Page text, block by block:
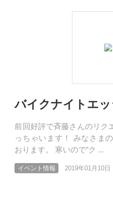
バイクナイトエ
前回好評で斉藤さんのリク
っちゃいます！ みなさま
おります。 寒いので“ク ...
イベント情報 2019年01月10日